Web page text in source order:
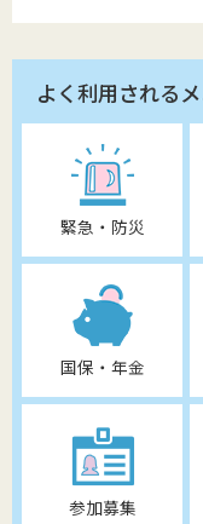
よく利用される
緊急・防災
国保・年金
参加募集